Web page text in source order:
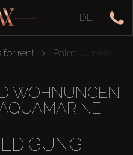
DE
for rent Palm Jumeirah
WOHNUNGEN